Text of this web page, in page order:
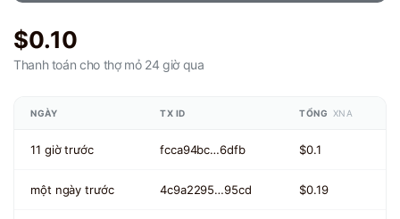
$0.10
Thanh toán cho thợ mỏ 24 giờ qua
NGÀY TX ID TỔNG XNA
11 giờ trước fcca94bc…6dfb $0.1
một ngày trước 4c9a2295…95cd $0.19